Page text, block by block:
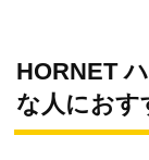
HORNET
な人におす